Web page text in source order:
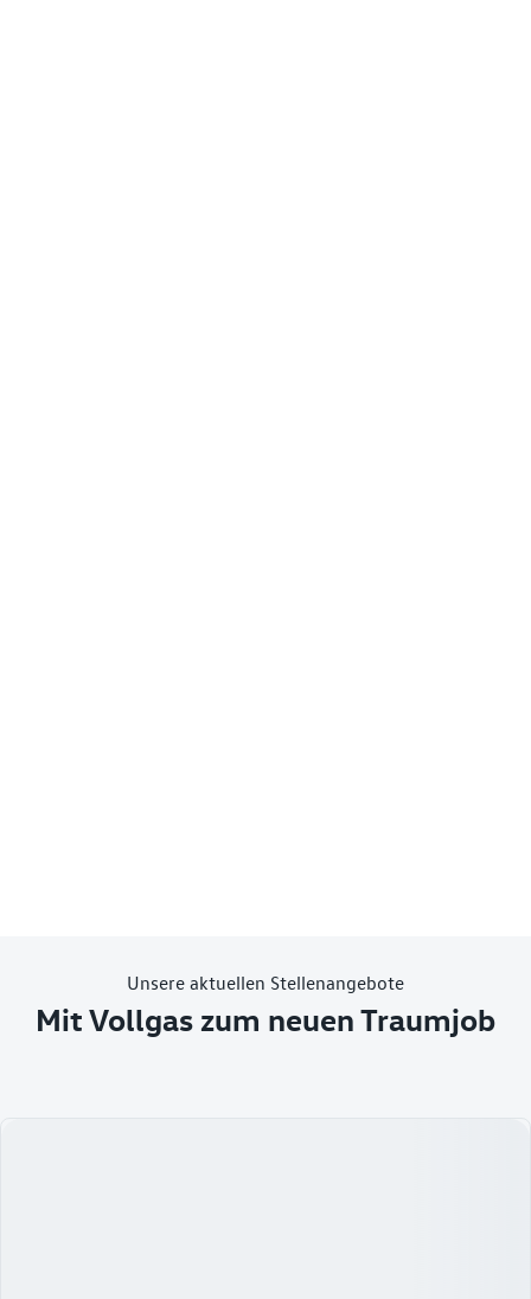
Unsere aktuellen Stellenangebote
Mit Vollgas zum neuen Traumjob